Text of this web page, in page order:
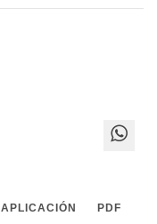
APLICACIÓN PDF